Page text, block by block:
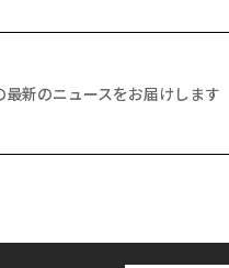
新のニュースをお届けします